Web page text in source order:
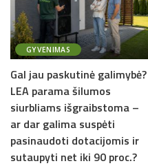
GYVENIMAS
Gal jau paskutinė galimybė?
LEA parama šilumos
siurbliams išgraibstoma –
ar dar galima suspėti
pasinaudoti dotacijomis ir
sutaupyti net iki 90 proc.?